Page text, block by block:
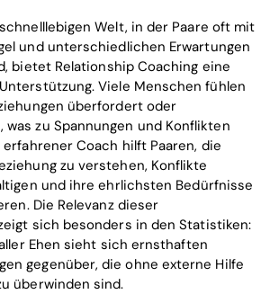
Welt, in der Paare oft mit
und unterschiedlichen Erwartungen
bietet Relationship Coaching eine
Viele Menschen fühlen
überfordert oder
was zu Spannungen und Konflikten
erfahrener Coach hilft Paaren, die
zu verstehen, Konflikte
und ihre ehrlichsten Bedürfnisse
Die Relevanz dieser
sich besonders in den Statistiken:
Ehen sieht sich ernsthaften
gegenüber, die ohne externe Hilfe
überwinden sind.